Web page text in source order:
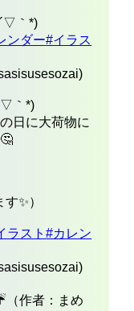
｀*)
ンダー#イラス
｀*)
日に大荷物に
✨）
ラスト#カレン
（作者：まめ